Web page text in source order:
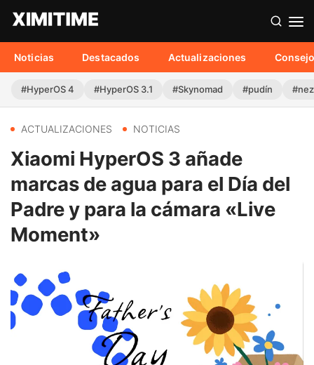
Noticias Destacados Actualizaciones
#HyperOS 4 #HyperOS 3.1 #Skynomad #pudín
ACTUALIZACIONES NOTICIAS
Xiaomi HyperOS 3 añade
marcas de agua para el Día del
Padre y para la cámara «Live
Moment»